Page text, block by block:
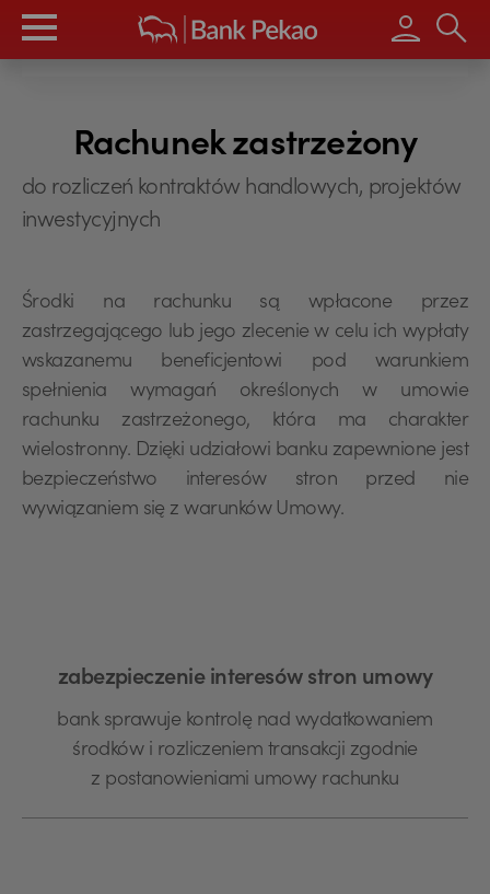
Wpisz
Rachunek zastrzeżony
do rozliczeń kontraktów handlowych, projektów
inwestycyjnych
Środki na rachunku są wpłacone przez
zastrzegającego lub jego zlecenie w celu ich wypłaty
wskazanemu beneficjentowi pod warunkiem
spełnienia wymagań określonych w umowie
rachunku zastrzeżonego, która ma charakter
wielostronny. Dzięki udziałowi banku zapewnione jest
bezpieczeństwo interesów stron przed nie
wywiązaniem się z warunków Umowy.
zabezpieczenie interesów stron umowy
bank sprawuje kontrolę nad wydatkowaniem
środków i rozliczeniem transakcji zgodnie
z postanowieniami umowy rachunku